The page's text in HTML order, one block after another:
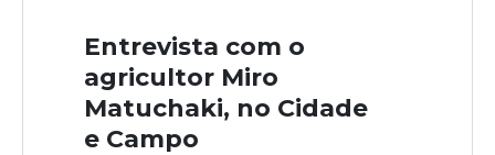
Entrevista com o
agricultor Miro
Matuchaki, no Cidade
e Campo